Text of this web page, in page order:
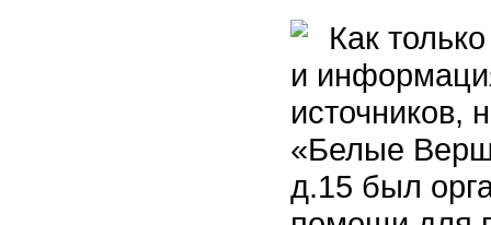
Как
и
источников,
«Белые
д.15 был